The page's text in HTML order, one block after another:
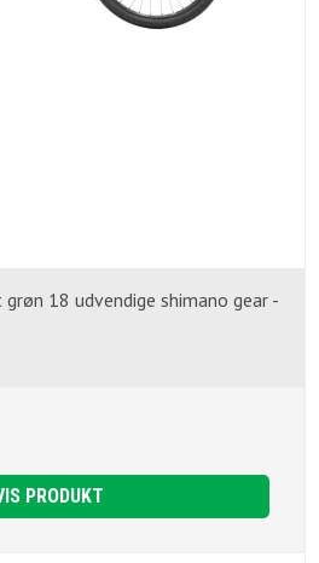
18 udvendige shimano gear -
PRODUKT